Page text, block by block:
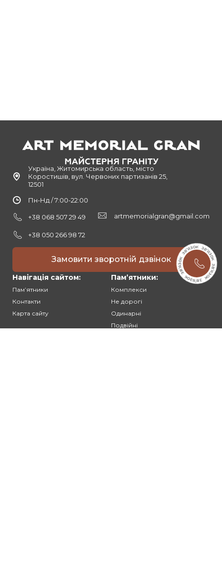
Україна, Житомирська область, місто
Коростишів, вул. Червоних партизанів 25,
12501
Пн-Нд / 7:00-22:00
+38 068 507 29 49
+38 050 266 98 72
artmemorialgran@gmail.com
Замовити зворотній дзвінок
Навігація сайтом:
Памʼятники
Контакти
Карта сайту
Памʼятники:
Комплекси
Не дорогі
Одинарні
Подвійні